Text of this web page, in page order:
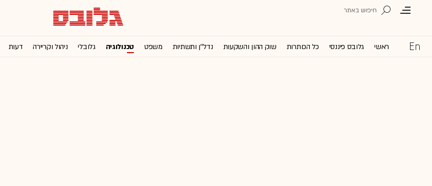
ראשי גלובס פיננסי כל הכותרות שוק ההון והשקעות נדל''ן ותשתיות משפט טכנולוגיה גלובלי ניהול וקריירה דעות